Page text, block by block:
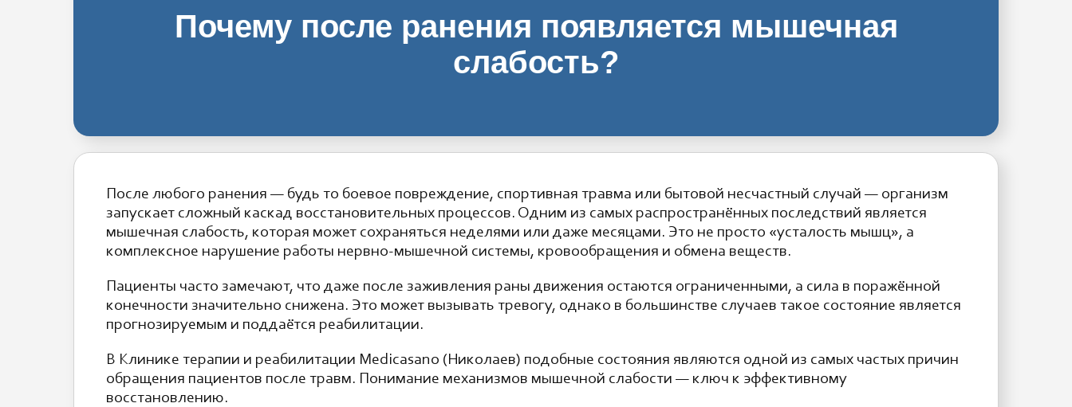
Почему после ранения появляется мышечная
слабость?
После любого ранения — будь то боевое повреждение, спортивная травма или бытовой несчастный случай — организм
запускает сложный каскад восстановительных процессов. Одним из самых распространённых последствий является
мышечная слабость, которая может сохраняться неделями или даже месяцами. Это не просто «усталость мышц», а
комплексное нарушение работы нервно-мышечной системы, кровообращения и обмена веществ.
Пациенты часто замечают, что даже после заживления раны движения остаются ограниченными, а сила в поражённой
конечности значительно снижена. Это может вызывать тревогу, однако в большинстве случаев такое состояние является
прогнозируемым и поддаётся реабилитации.
В Клинике терапии и реабилитации Medicasano (Николаев) подобные состояния являются одной из самых частых причин
обращения пациентов после травм. Понимание механизмов мышечной слабости — ключ к эффективному
восстановлению.